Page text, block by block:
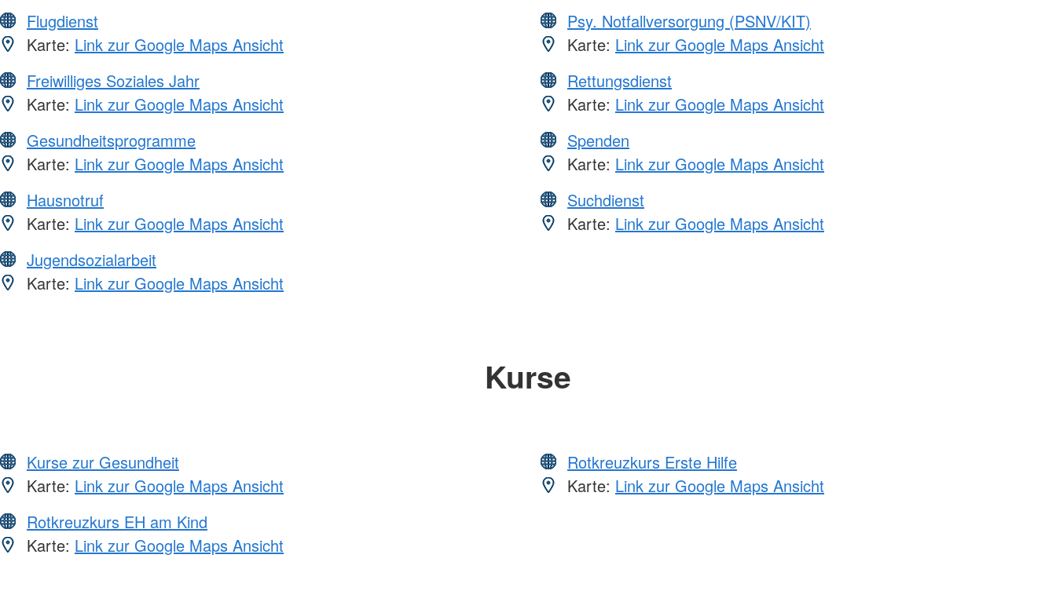
Flugdienst
Karte: Link zur Google Maps Ansicht
Freiwilliges Soziales Jahr
Karte: Link zur Google Maps Ansicht
Gesundheitsprogramme
Karte: Link zur Google Maps Ansicht
Hausnotruf
Karte: Link zur Google Maps Ansicht
Jugendsozialarbeit
Karte: Link zur Google Maps Ansicht
Psy. Notfallversorgung (PSNV/KIT)
Karte: Link zur Google Maps Ansicht
Rettungsdienst
Karte: Link zur Google Maps Ansicht
Spenden
Karte: Link zur Google Maps Ansicht
Suchdienst
Karte: Link zur Google Maps Ansicht
Kurse
Kurse zur Gesundheit
Karte: Link zur Google Maps Ansicht
Rotkreuzkurs EH am Kind
Karte: Link zur Google Maps Ansicht
Rotkreuzkurs Erste Hilfe
Karte: Link zur Google Maps Ansicht